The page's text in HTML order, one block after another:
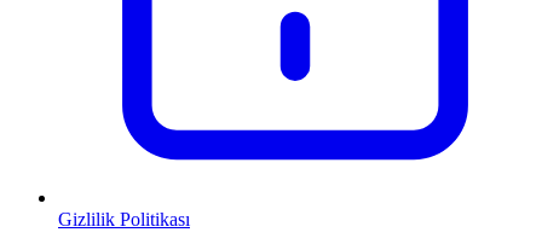
Gizlilik Politikası